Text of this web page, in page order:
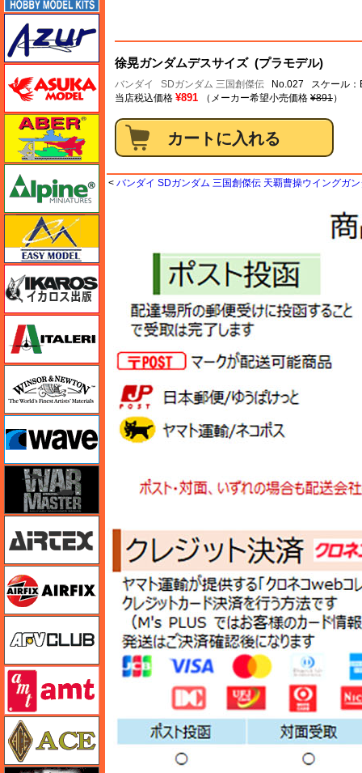
徐晃ガンダムデスサイズ (プラモデル)
バンダイ SDガンダム 三国創傑伝 No.027 スケール：
当店税込価格 ¥891 （メーカー希望小売価格 ¥891）
< バンダイ SDガンダム 三国創傑伝 天覇曹操ウイングガ
アスカモデル
アベール
アルパイン
イタレリ
ウインザー＆ニュートン
ウェーブ
エアフィックス
AFVクラブ
エース